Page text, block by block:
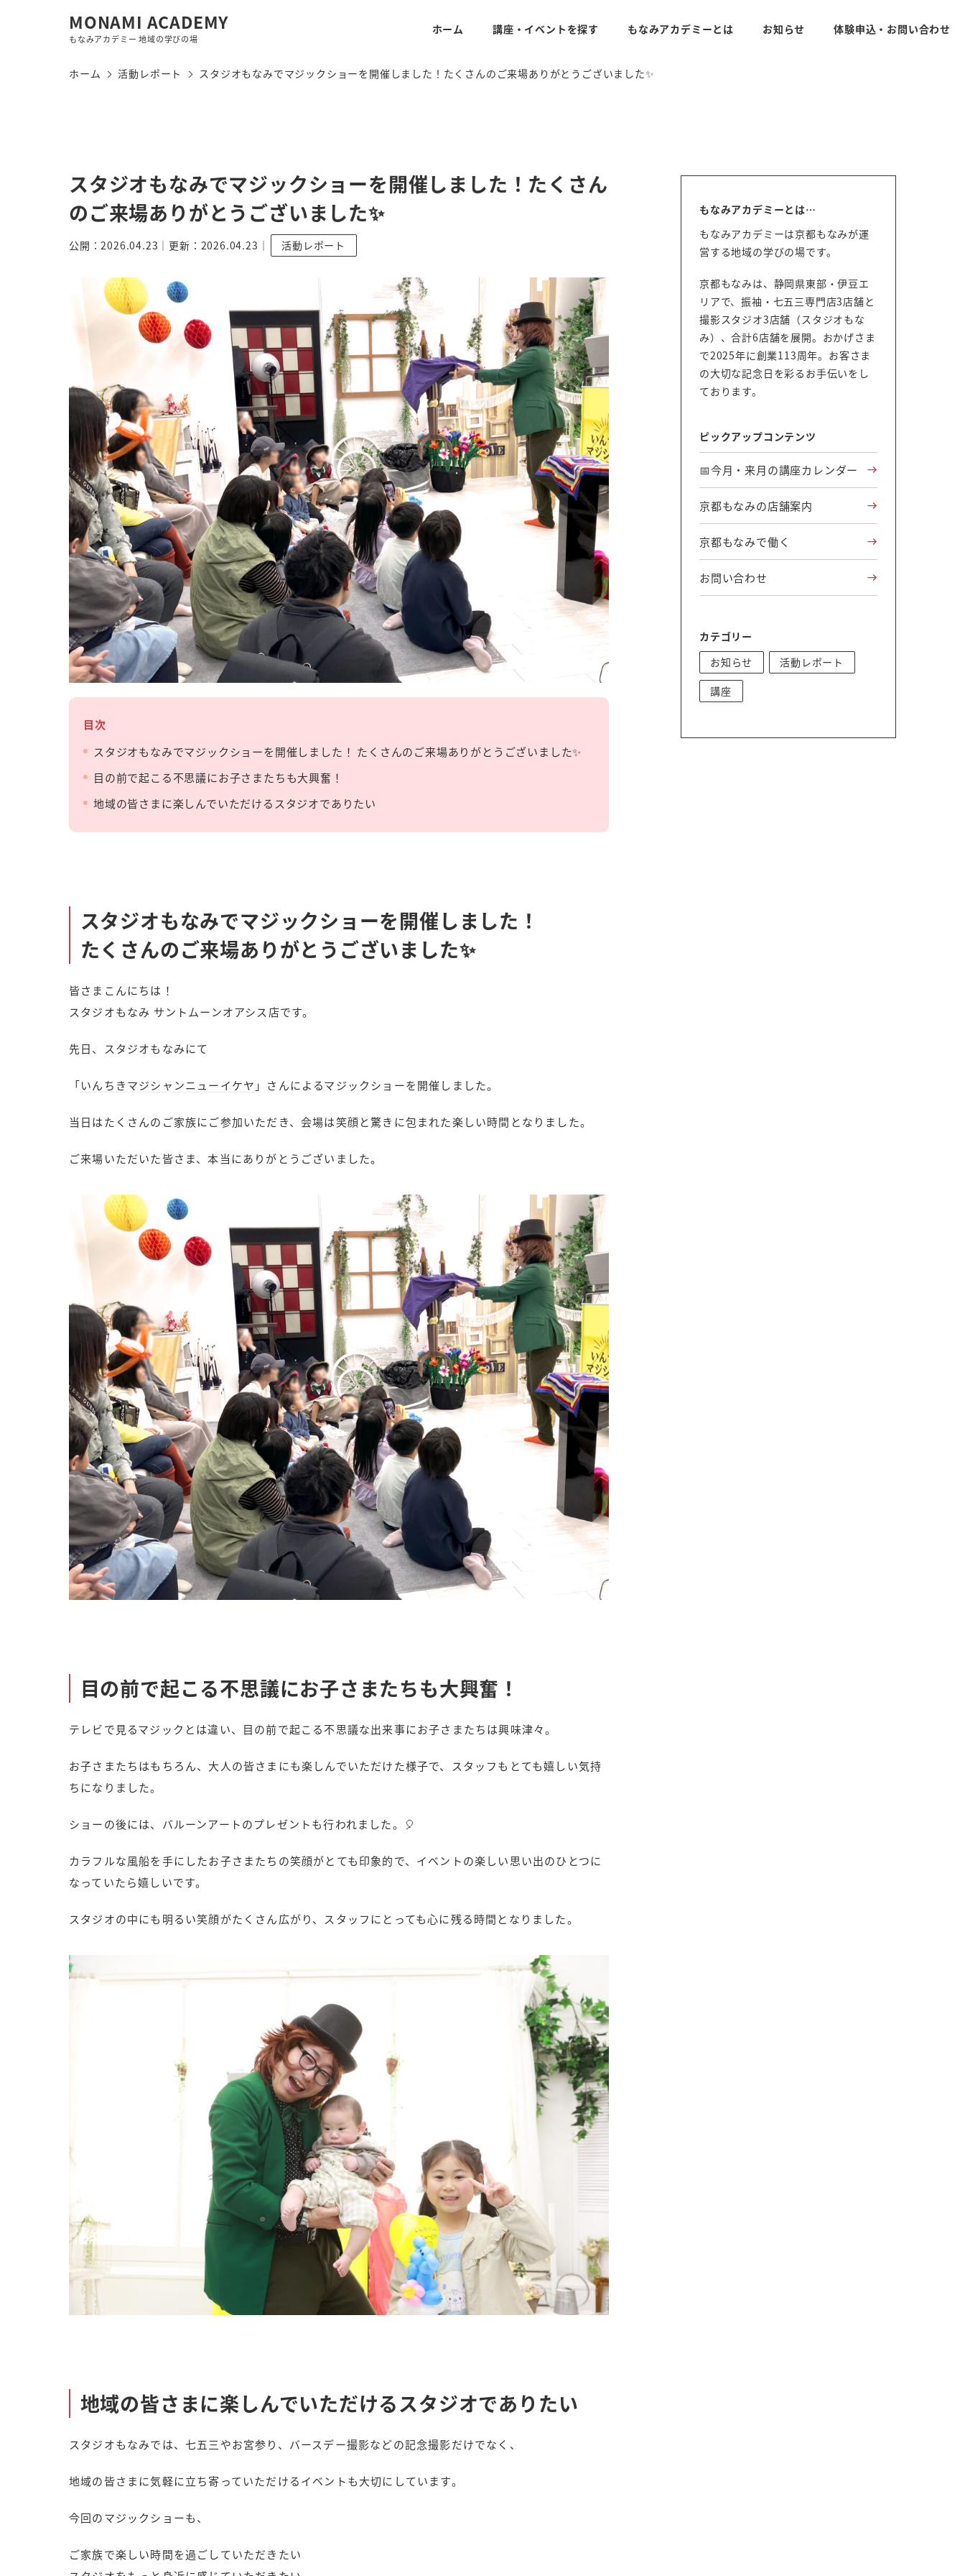
MONAMI ACADEMY
もなみアカデミー 地域の学びの場
ホーム 講座・イベントを探す もなみアカデミーとは お知らせ 体験申込・お問い合わせ
ホーム 活動レポート スタジオもなみでマジックショーを開催しました！たくさんのご来場ありがとうございました✨
スタジオもなみでマジックショーを開催しました！たくさん
のご来場ありがとうございました✨
公開：2026.04.23｜更新：2026.04.23｜ 活動レポート
目次
スタジオもなみでマジックショーを開催しました！ たくさんのご来場ありがとうございました✨
目の前で起こる不思議にお子さまたちも大興奮！
地域の皆さまに楽しんでいただけるスタジオでありたい
スタジオもなみでマジックショーを開催しました！
たくさんのご来場ありがとうございました✨
皆さまこんにちは！
スタジオもなみ サントムーンオアシス店です。
先日、スタジオもなみにて
「いんちきマジシャンニューイケヤ 」さんによるマジックショーを開催しました。
当日はたくさんのご家族にご参加いただき、会場は笑顔と驚きに包まれた楽しい時間となりました。
ご来場いただいた皆さま、本当にありがとうございました。
目の前で起こる不思議にお子さまたちも大興奮！
テレビで見るマジックとは違い、目の前で起こる不思議な出来事にお子さまたちは興味津々。
お子さまたちはもちろん、大人の皆さまにも楽しんでいただけた様子で、スタッフもとても嬉しい気持
ちになりました。
ショーの後には、バルーンアートのプレゼントも行われました。🎈
カラフルな風船を手にしたお子さまたちの笑顔がとても印象的で、イベントの楽しい思い出のひとつに
なっていたら嬉しいです。
スタジオの中にも明るい笑顔がたくさん広がり、スタッフにとっても心に残る時間となりました。
地域の皆さまに楽しんでいただけるスタジオでありたい
スタジオもなみでは、七五三やお宮参り、バースデー撮影などの記念撮影だけでなく、
地域の皆さまに気軽に立ち寄っていただけるイベントも大切にしています。
今回のマジックショーも、
ご家族で楽しい時間を過ごしていただきたい
もなみアカデミーとは…
もなみアカデミーは京都もなみが運
営する地域の学びの場です。
京都もなみは、静岡県東部・伊豆エ
リアで、振袖・七五三専門店3店舗と
撮影スタジオ3店舗（スタジオもな
み）、合計6店舗を展開。おかげさま
で2025年に創業113周年。お客さま
の大切な記念日を彩るお手伝いをし
ております。
ピックアップコンテンツ
📅今月・来月の講座カレンダー
京都もなみの店舗案内
京都もなみで働く
お問い合わせ
カテゴリー
お知らせ
活動レポート
講座